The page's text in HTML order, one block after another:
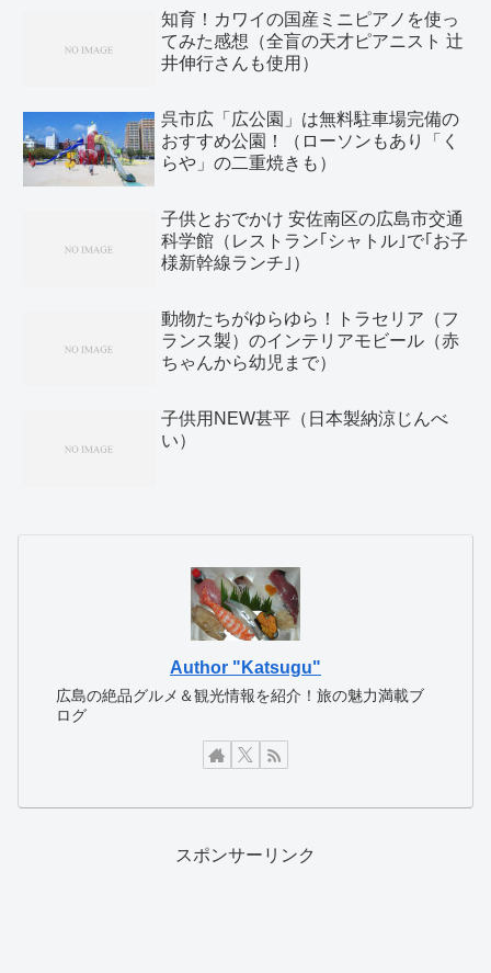
知育！カワイの国産ミニピアノを使っ
てみた感想（全盲の天才ピアニスト 辻
井伸行さんも使用）
呉市広「広公園」は無料駐車場完備の
おすすめ公園！（ローソンもあり「く
らや」の二重焼きも）
子供とおでかけ 安佐南区の広島市交通
科学館（レストラン｢シャトル｣で｢お子
様新幹線ランチ｣）
動物たちがゆらゆら！トラセリア（フ
ランス製）のインテリアモビール（赤
ちゃんから幼児まで）
子供用NEW甚平（日本製納涼じんべ
い）
Author "Katsugu"
広島の絶品グルメ＆観光情報を紹介！旅の魅力満載ブ
ログ
スポンサーリンク